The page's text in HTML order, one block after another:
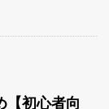
【初心者向